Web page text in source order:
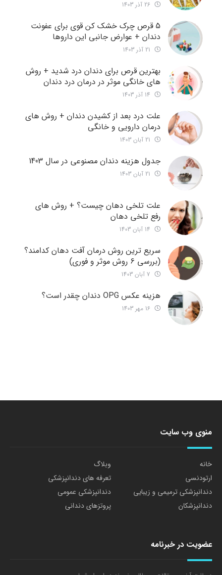
5 قرص چرک خشک کن قوی برای عفونت
دندان + عوارض جانبی این داروها
بهترین قرص برای دندان درد شدید + روش
های خانگی موثر در درمان درد دندان
علت درد بعد از کشیدن دندان + روش های
درمان دارویی و خانگی
جدول هزینه دندان مصنوعی در سال 1403
علت تلخی دهان چیست؟ + روش های
رفع تلخی دهان
سریع ترین روش درمان آفت دهان کدامند؟
(بررسی 6 روش موثر و فوری)
هزینه عکس OPG دندان چقدر است؟
منوی وب سایت
خانه
وبلاگ
ارتودنسی
تعرفه های دندانپزشکی
دندانپزشکی ترمیمی و زیبایی
دندانپزشکی عمومی
دندانپزشکان
پروتزهای دندانی
عضویت در خبرنامه